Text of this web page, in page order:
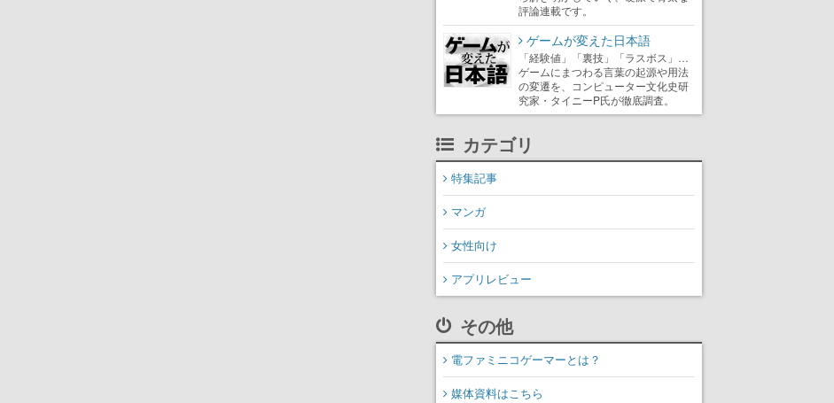
評論連載です。
ゲームが変えた日本語
「経験値」「裏技」「ラスボス」…
ゲームにまつわる言葉の起源や用法
の変遷を、コンピューター文化史研
究家・タイニーP氏が徹底調査。
カテゴリ
特集記事
マンガ
女性向け
アプリレビュー
その他
電ファミニコゲーマーとは？
媒体資料はこちら